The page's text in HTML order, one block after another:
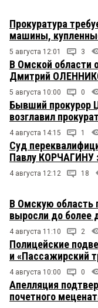
Прокуратура
машины,
5 августа 12:01 3
В Омской области
Дмитрий
5 августа 10:00 0
Бывший прокурор
возглавил
4 августа 14:15 1
Суд
Павлу КОРЧАГИНУ
4 августа 12:12 18
В Омскую область
выросли до более
4 августа 11:10 2
Полицейские
и «Пассажирский
4 августа 10:00 0
Апелляция
почетного